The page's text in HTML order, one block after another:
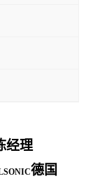
经理
德国